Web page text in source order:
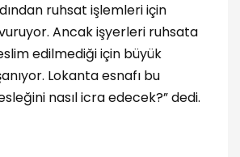
ruhsat işlemleri için
Ancak işyerleri ruhsata
edilmediği için büyük
Lokanta esnafı bu
nasıl icra edecek?” dedi.